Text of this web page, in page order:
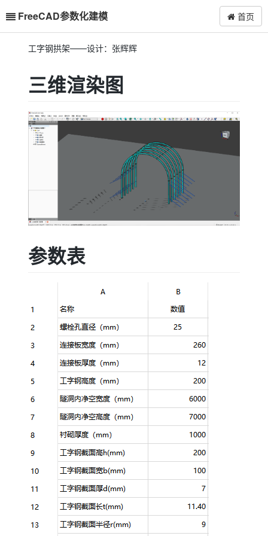
FreeCAD参数化建模 首页
工字钢拱架——设计：张辉辉
三维渲染图
参数表